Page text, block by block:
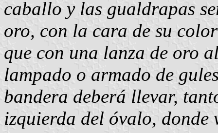
caballo y las gualdrapas
oro, con la cara de su
que con una lanza de oro
lampado o armado de
bandera deberá llevar,
izquierda del óvalo,